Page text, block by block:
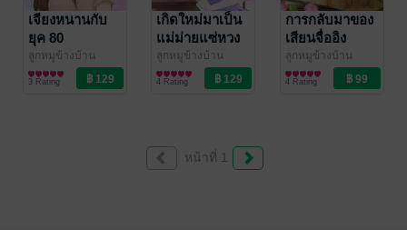
เจียงหนานกับ
ยุค 80
ลูกหมูข้างบ้าน
นิยายรักจีนโบราณ
3 Rating
เกิดใหม่มาเป็น
แม่ม่ายแซ่หวง
ลูกหมูข้างบ้าน
นิยายรักจีนโบราณ
4 Rating
การกลับมาของ
เสียนจื่ออิง
ลูกหมูข้างบ้าน
นิยายรักจีนโบราณ
4 Rating
หน้าที่ 1